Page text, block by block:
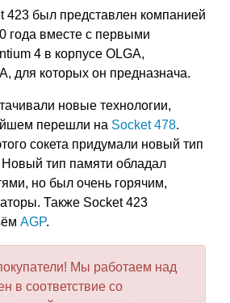
423 был представлен компанией
года вместе с первыми
4 в корпусе OLGA,
для которых он предназнача.
новые технологии,
перешли на Socket 478.
сокета придумали новый тип
тип памяти обладал
но был очень горячим,
Также Socket 423
AGP.
Мы работаем над
в соответствие со